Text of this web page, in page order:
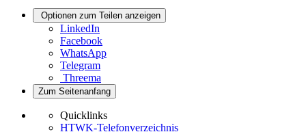
Optionen zum Teilen anzeigen
LinkedIn
Facebook
WhatsApp
Telegram
Threema
Zum Seitenanfang
Quicklinks
HTWK-Telefonverzeichnis